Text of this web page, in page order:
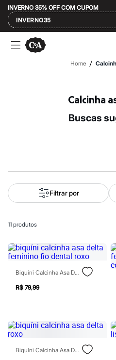
INVERNO 35% OFF COM CUPOM
INVERNO35
Ofertas
Compre por Departamento
Alfaiataria
Novidades
Roupas
Blusas e Camisetas
Casacos e Jaquetas
Macacões
Saias
Shorts e Bermudas
Vestidos
Bolsas
Óculos
Relógios
Botas
Home /
Calcinha
buscas
Filtrar por
11 produtos
Biquíni Calcinha Asa Delta Feminino Fio Dental Roxo
R$ 79,99
Biquíni Calcinha Asa Delta Roxo